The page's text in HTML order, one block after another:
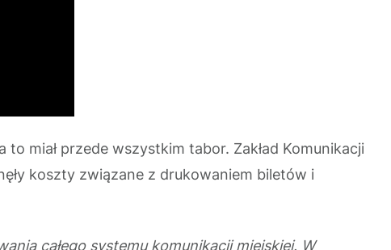
miał przede wszystkim tabor. Zakład Komunikacji
koszty związane z drukowaniem biletów i
całego systemu komunikacji miejskiej. W